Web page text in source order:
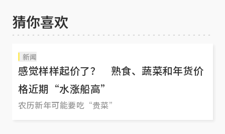
猜你喜欢
新闻
感觉样样起价了？ 熟食、蔬菜和年货价
格近期“水涨船高”
农历新年可能要吃“贵菜”